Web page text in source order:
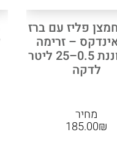
פליז עם ברז
– זרימה
מתכווננת 0.5–25 ליטר
לדקה
מחיר
₪
185.00